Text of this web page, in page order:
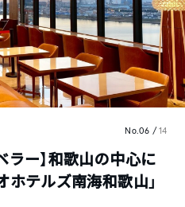
No.06 /14
ラー】和歌山の中心に
ホテルズ南海和歌山」